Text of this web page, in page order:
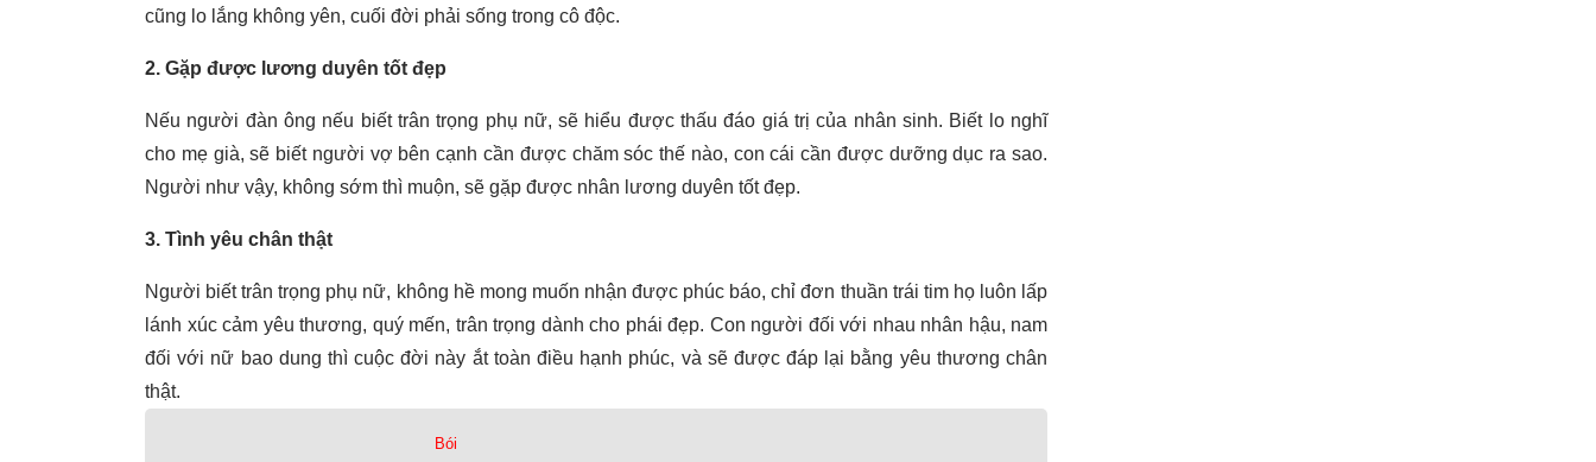
cũng lo lắng không yên, cuối đời phải sống trong cô độc.
2. Gặp được lương duyên tốt đẹp
Nếu người đàn ông nếu biết trân trọng phụ nữ, sẽ hiểu được thấu đáo giá trị của nhân sinh. Biết lo nghĩ
cho mẹ già, sẽ biết người vợ bên cạnh cần được chăm sóc thế nào, con cái cần được dưỡng dục ra sao.
Người như vậy, không sớm thì muộn, sẽ gặp được nhân lương duyên tốt đẹp.
3. Tình yêu chân thật
Người biết trân trọng phụ nữ, không hề mong muốn nhận được phúc báo, chỉ đơn thuần trái tim họ luôn lấp
lánh xúc cảm yêu thương, quý mến, trân trọng dành cho phái đẹp. Con người đối với nhau nhân hậu, nam
đối với nữ bao dung thì cuộc đời này ắt toàn điều hạnh phúc, và sẽ được đáp lại bằng yêu thương chân
thật.
Bói